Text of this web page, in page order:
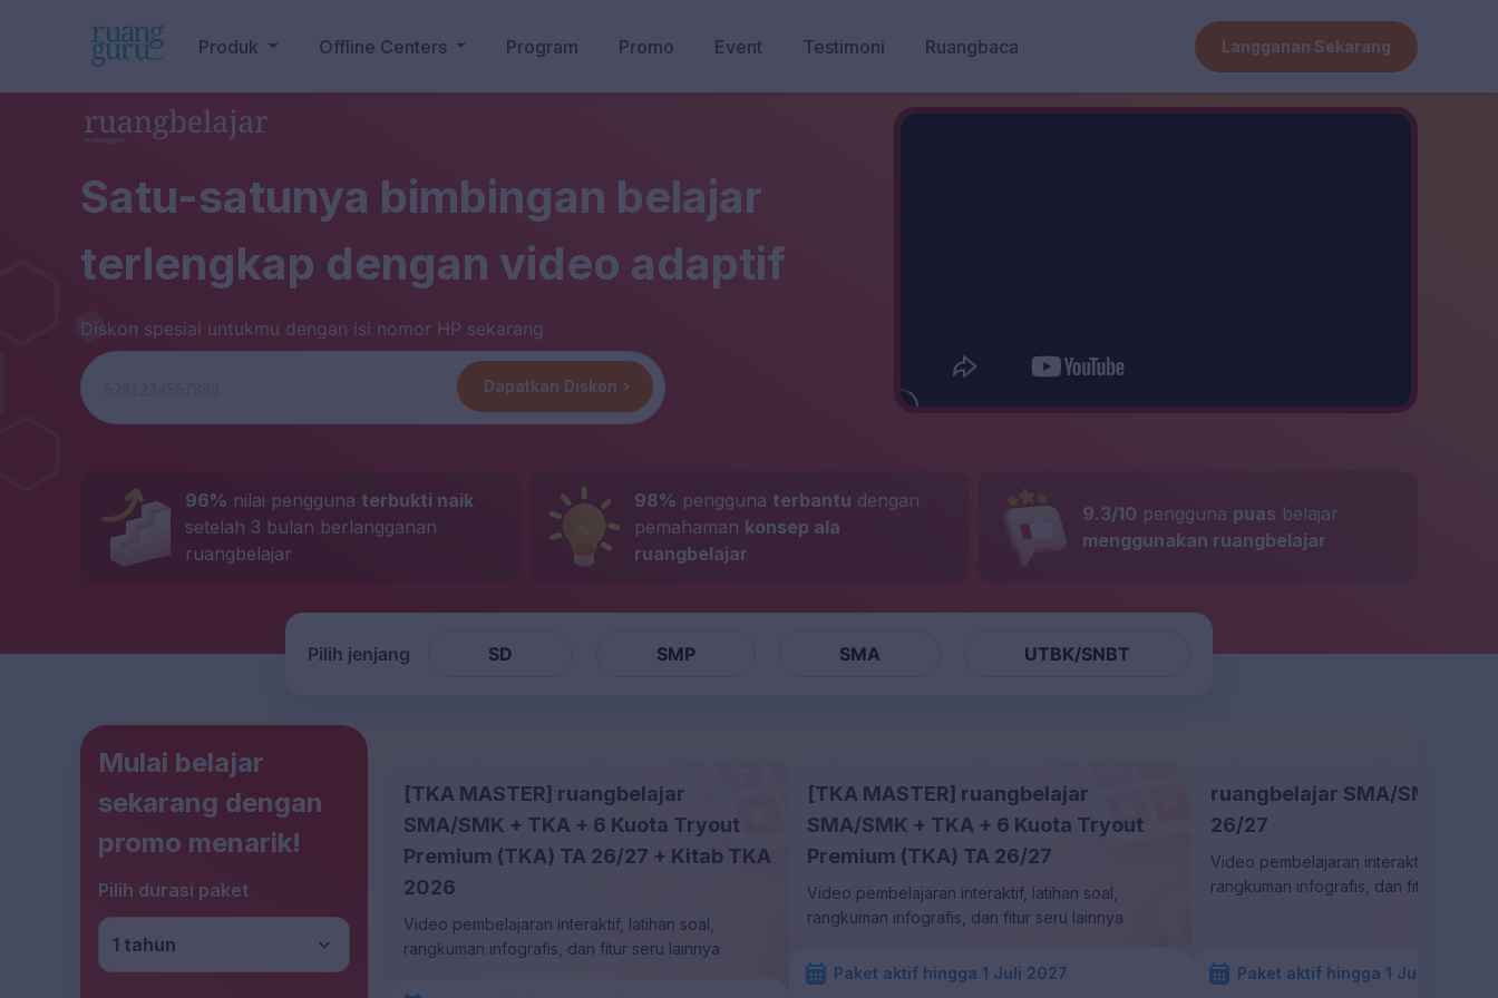
Produk Offline Centers Program Promo Event Testimoni Ruangbaca Langganan Sekarang
Satu-satunya bimbingan belajar
terlengkap dengan video adaptif
Diskon spesial untukmu dengan isi nomor HP sekarang
Dapatkan Diskon
96% nilai pengguna terbukti naik
setelah 3 bulan berlangganan
ruangbelajar
98% pengguna terbantu dengan
pemahaman konsep ala
ruangbelajar
9.3/10 pengguna puas belajar
menggunakan ruangbelajar
Pilih jenjang SD SMP SMA UTBK/SNBT
Mulai belajar
sekarang dengan
promo menarik!
Pilih durasi paket
1 tahun
[TKA MASTER] ruangbelajar
SMA/SMK + TKA + 6 Kuota Tryout
Premium (TKA) TA 26/27 + Kitab TKA
2026
Video pembelajaran interaktif, latihan soal,
rangkuman infografis, dan fitur seru lainnya
[TKA MASTER] ruangbelajar
SMA/SMK + TKA + 6 Kuota Tryout
Premium (TKA) TA 26/27
Video pembelajaran interaktif, latihan soal,
rangkuman infografis, dan fitur seru lainnya
Paket aktif hingga 1 Juli 2027
ruangbelajar SMA/SMK +
26/27
Video pembelajaran interaktif, latihan
rangkuman infografis, dan fitur seru
Paket aktif hingga 1 Juli 2027